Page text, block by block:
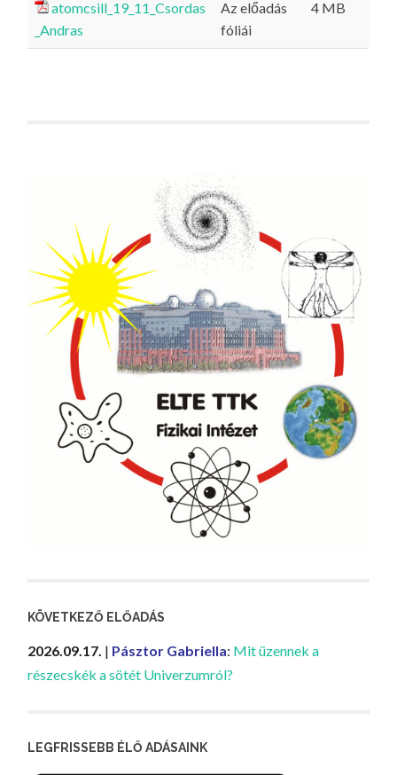
atomcsill_19_11_Csordas
_Andras
Az előadás
fóliái
4 MB
KÖVETKEZŐ ELŐADÁS
2026.09.17. | Pásztor Gabriella: Mit üzennek a
részecskék a sötét Univerzumról?
LEGFRISSEBB ÉLŐ ADÁSAINK